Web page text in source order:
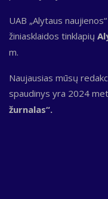
UAB „Alytaus
žiniasklaidos tinklapių
m.
Naujausias mūsų
spaudinys yra 2024
žurnalas“.